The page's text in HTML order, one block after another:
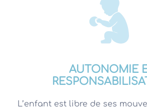
AUTONOMIE
L’enfant est libre de ses